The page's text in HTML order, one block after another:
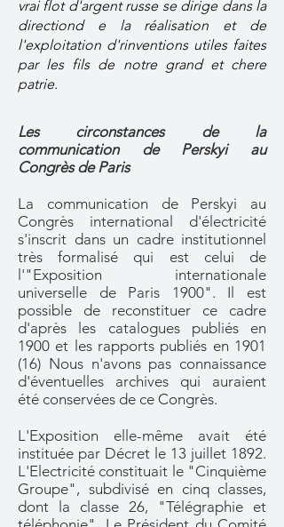
vrai flot d'argent russe se dirige dans la
directiond e la réalisation et de
l'exploitation d'rinventions utiles faites
par les fils de notre grand et chere
patrie.
Les circonstances de la
communication de Perskyi au
Congrès de Paris
La communication de Perskyi au
Congrès international d'électricité
s'inscrit dans un cadre institutionnel
très formalisé qui est celui de
l'"Exposition internationale
universelle de Paris 1900". Il est
possible de reconstituer ce cadre
d'après les catalogues publiés en
1900 et les rapports publiés en 1901
(16) Nous n'avons pas connaissance
d'éventuelles archives qui auraient
été conservées de ce Congrès.
L'Exposition elle-même avait été
instituée par Décret le 13 juillet 1892.
L'Electricité constituait le "Cinquième
Groupe", subdivisé en cinq classes,
dont la classe 26, "Télégraphie et